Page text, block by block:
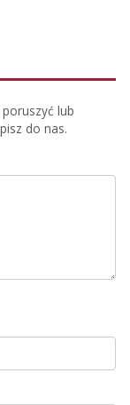
lub
do nas.